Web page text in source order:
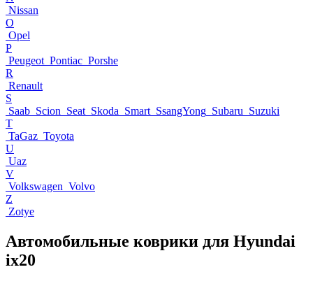
Nissan
O
Opel
P
Peugeot Pontiac Porshe
R
Renault
S
Saab Scion Seat Skoda Smart SsangYong Subaru Suzuki
T
TaGaz Toyota
U
Uaz
V
Volkswagen Volvo
Z
Zotye
Автомобильные коврики для Hyundai
ix20